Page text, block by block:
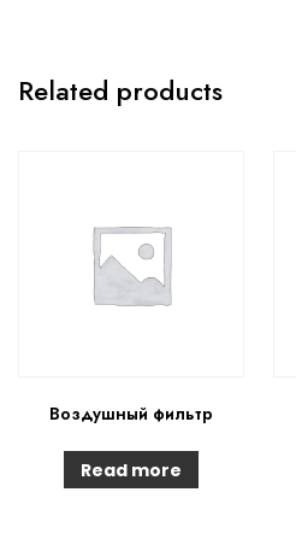
Related products
Воздушный фильтр
Read more